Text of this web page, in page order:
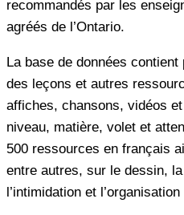
recommandés par les
agréés de l’Ontario.
La base de données
des leçons et autres
affiches, chansons, vidéos
niveau, matière, volet et
500 ressources en français
entre autres, sur le dessin,
l’intimidation et